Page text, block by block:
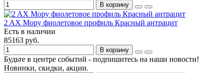
В корзину
2 AX Мору фиолетовое профиль Красный антрацит
Есть в наличии
85163 руб.
В корзину
Будьте в центре событий - подпишитесь на наши новости!
Новинки, скидки, акции.